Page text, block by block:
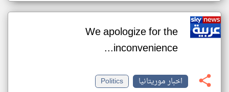
We apologize for the
inconvenience...
اخبار موريتانيا
Politics